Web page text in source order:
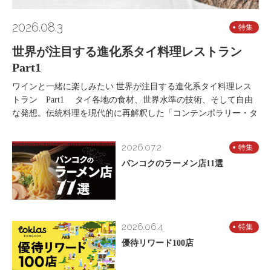
2026.08.3 特集
世界が注目する進化系タイ料理レストラン
Part1
ワインと一緒に楽しみたい 世界が注目する進化系タイ料理レス
トラン Part1 タイ各地の食材、世界水準の技術、そして自由
な発想。伝統料理を現代的に再解釈した「コンテンポラリー・タ
2026.07.2 特集
バンコクのラーメン店11選
2026.06.4 特集
優待リワード100店